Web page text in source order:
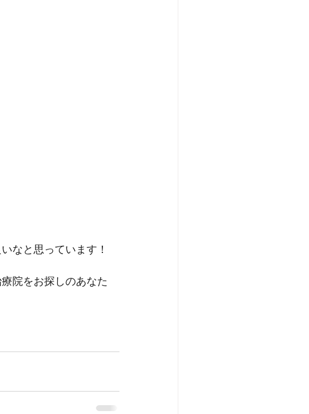
なと思っています！
院をお探しのあなた